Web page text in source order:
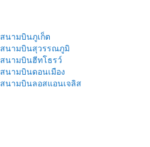
สนามบินภูเก็ต
สนามบินสุวรรณภูมิ
สนามบินฮีทโธรว์
สนามบินดอนเมือง
สนามบินลอสแอนเจลิส